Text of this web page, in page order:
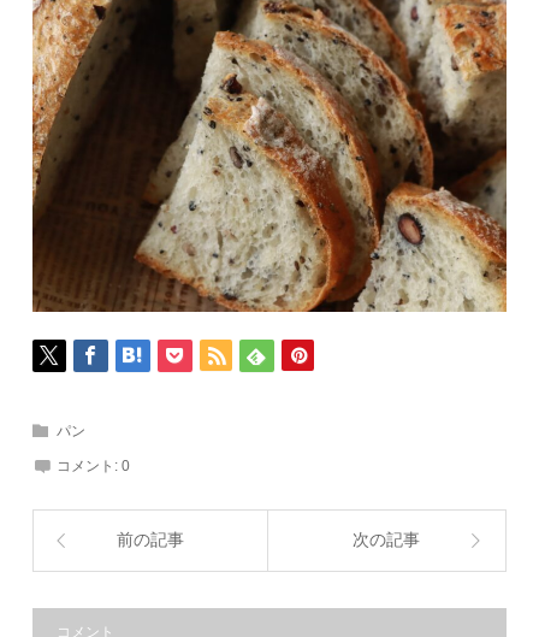
パン
コメント:0
前の記事 次の記事
コメント